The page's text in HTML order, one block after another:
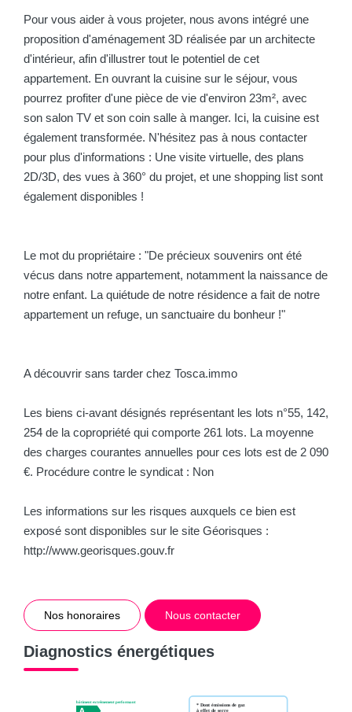
Pour vous aider à vous projeter, nous avons intégré une
proposition d'aménagement 3D réalisée par un architecte
d'intérieur, afin d'illustrer tout le potentiel de cet
appartement. En ouvrant la cuisine sur le séjour, vous
pourrez profiter d'une pièce de vie d'environ 23m², avec
son salon TV et son coin salle à manger. Ici, la cuisine est
également transformée. N'hésitez pas à nous contacter
pour plus d'informations : Une visite virtuelle, des plans
2D/3D, des vues à 360° du projet, et une shopping list sont
également disponibles !
Le mot du propriétaire : "De précieux souvenirs ont été
vécus dans notre appartement, notamment la naissance de
notre enfant. La quiétude de notre résidence a fait de notre
appartement un refuge, un sanctuaire du bonheur !"
A découvrir sans tarder chez Tosca.immo
Les biens ci-avant désignés représentant les lots n°55, 142,
254 de la copropriété qui comporte 261 lots. La moyenne
des charges courantes annuelles pour ces lots est de 2 090
€. Procédure contre le syndicat : Non
Les informations sur les risques auxquels ce bien est
exposé sont disponibles sur le site Géorisques :
http://www.georisques.gouv.fr
Nos honoraires Nous contacter
Diagnostics énergétiques